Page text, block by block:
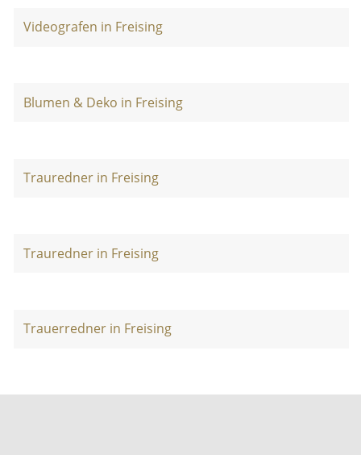
Videografen in Freising
Blumen & Deko in Freising
Trauredner in Freising
Trauredner in Freising
Trauerredner in Freising